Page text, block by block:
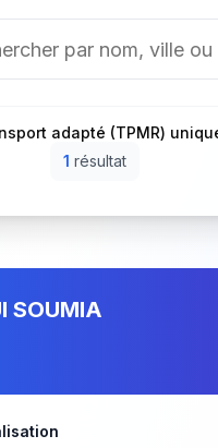
adapté (TPMR)
1 résultat
SOUMIA